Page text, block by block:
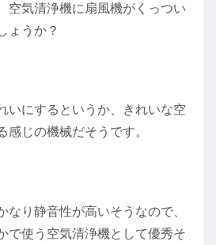
空気清浄機に扇風機がくっつい
ょうか？
いにするというか、きれいな空
感じの機械だそうです。
なり静音性が高いそうなので、
で使う空気清浄機として優秀そ